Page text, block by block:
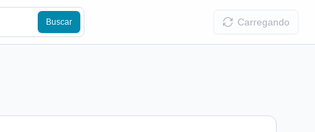
Buscar Carregando